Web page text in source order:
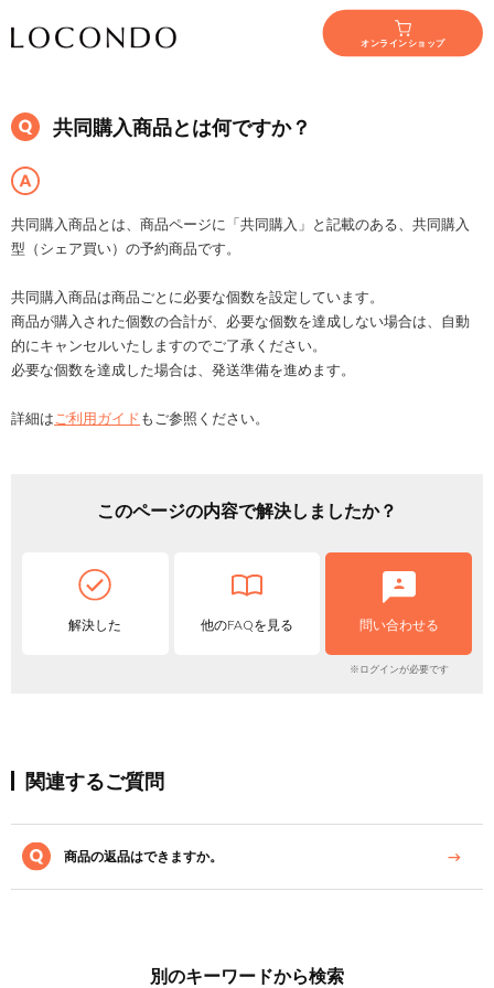
オンラインショップ
共同購入商品とは何ですか？
共同購入商品とは、商品ページに「共同購入」と記載のある、共同購入
型（シェア買い）の予約商品です。
共同購入商品は商品ごとに必要な個数を設定しています。
商品が購入された個数の合計が、必要な個数を達成しない場合は、自動
的にキャンセルいたしますのでご了承ください。
必要な個数を達成した場合は、発送準備を進めます。
詳細は ご利用ガイドもご参照ください。
このページの内容で解決しましたか？
解決した 他のFAQを見る 問い合わせる
※ログインが必要です
関連するご質問
商品の返品はできますか。
別のキーワードから検索